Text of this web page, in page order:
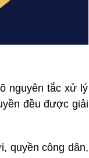
nguyên tắc xử lý
đều được giải
quyền công dân,